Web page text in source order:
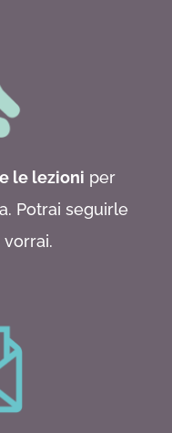
le lezioni per
Potrai seguirle